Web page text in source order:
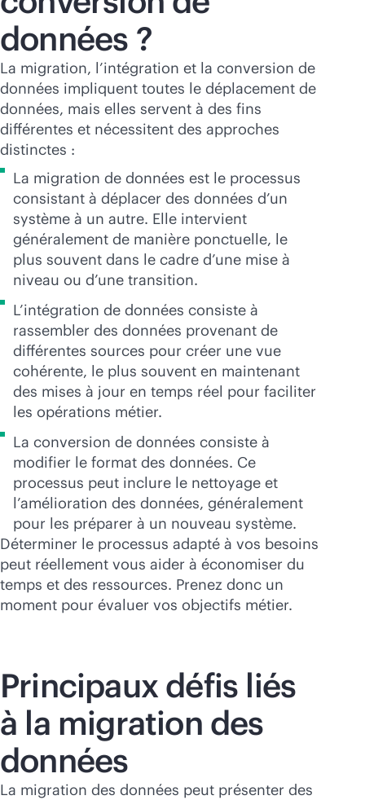
données ?
La migration, l’intégration et la conversion de
données impliquent toutes le déplacement de
données, mais elles servent à des fins
différentes et nécessitent des approches
distinctes :
La migration de données est le processus
consistant à déplacer des données d’un
système à un autre. Elle intervient
généralement de manière ponctuelle, le
plus souvent dans le cadre d’une mise à
niveau ou d’une transition.
L’intégration de données consiste à
rassembler des données provenant de
différentes sources pour créer une vue
cohérente, le plus souvent en maintenant
des mises à jour en temps réel pour faciliter
les opérations métier.
La conversion de données consiste à
modifier le format des données. Ce
processus peut inclure le nettoyage et
l’amélioration des données, généralement
pour les préparer à un nouveau système.
Déterminer le processus adapté à vos besoins
peut réellement vous aider à économiser du
temps et des ressources. Prenez donc un
moment pour évaluer vos objectifs métier.
Principaux défis liés
à la migration des
données
La migration des données peut présenter des